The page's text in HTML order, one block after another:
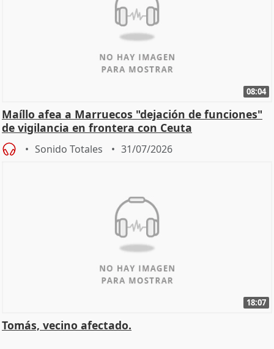
08:04
Maíllo afea a Marruecos "dejación de funciones"
de vigilancia en frontera con Ceuta
Sonido Totales 31/07/2026
18:07
Tomás, vecino afectado.